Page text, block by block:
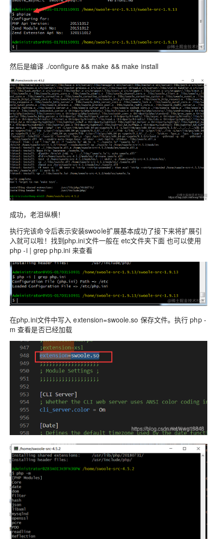
然后是编译 ./configure && make && make install
成功，老泪纵横！
执行完该命令后表示安装swoole扩展基本成功了接下来将扩展引
入就可以啦！找到php.ini文件一般在 etc文件夹下面 也可以使用
php -i | grep php.ini 来查看
在php.ini文件中写入 extension=swoole.so 保存文件。执行 php -
m 查看是否已经加载